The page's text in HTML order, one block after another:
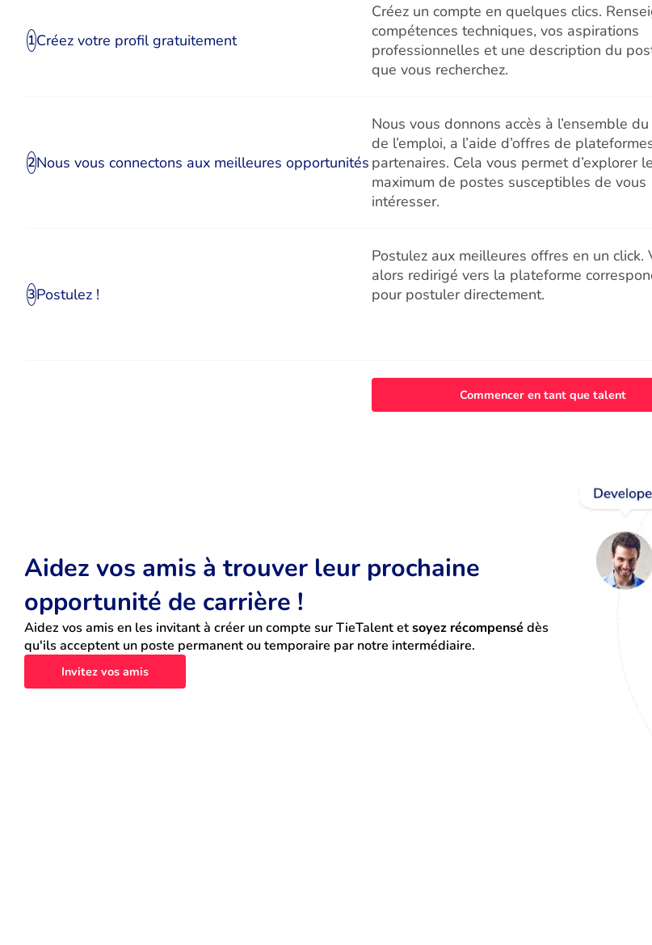
1Créez votre profil gratuitement
Créez un compte en quelques clics.
compétences techniques, vos aspirations
professionnelles et une description du
que vous recherchez.
2Nous vous connectons aux meilleures opportunités
Nous vous donnons accès à l’ensemble
de l’emploi, a l’aide d’offres de
partenaires. Cela vous permet d’explorer le
maximum de postes susceptibles de vous
intéresser.
3Postulez !
Postulez aux meilleures offres en un click.
alors redirigé vers la plateforme
pour postuler directement.
Commencer en tant que talent
Aidez vos amis à trouver leur prochaine
opportunité de carrière !
Aidez vos amis en les invitant à créer un compte sur TieTalent et soyez récompensé dès
qu'ils acceptent un poste permanent ou temporaire par notre intermédiaire.
Invitez vos amis